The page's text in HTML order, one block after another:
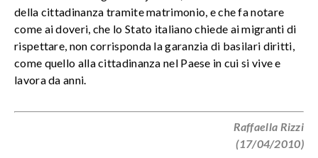
della cittadinanza tramite matrimonio, e che fa notare
come ai doveri, che lo Stato italiano chiede ai migranti di
rispettare, non corrisponda la garanzia di basilari diritti,
come quello alla cittadinanza nel Paese in cui si vive e
lavora da anni.
Raffaella Rizzi
(17/04/2010)